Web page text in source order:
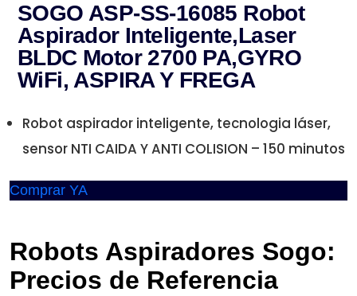
SOGO ASP-SS-16085 Robot
Aspirador Inteligente,Laser
BLDC Motor 2700 PA,GYRO
WiFi, ASPIRA Y FREGA
Robot aspirador inteligente, tecnologia láser,
sensor NTI CAIDA Y ANTI COLISION – 150 minutos
Comprar YA
Robots Aspiradores Sogo:
Precios de Referencia